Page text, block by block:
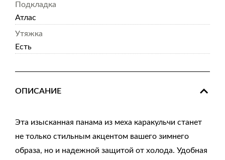
Подкладка
Атлас
Утяжка
Есть
ОПИСАНИЕ
Эта изысканная панама из меха каракульчи станет
не только стильным акцентом вашего зимнего
образа, но и надежной защитой от холода. Удобная